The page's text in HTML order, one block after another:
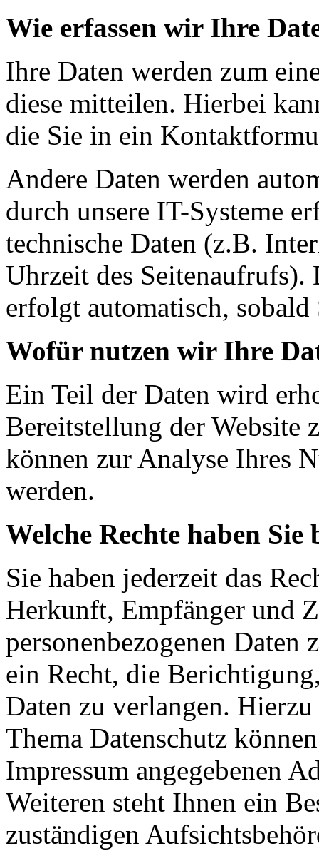
Wie erfassen wir Ihre
Ihre Daten werden zum
diese mitteilen. Hierbei
die Sie in ein
Andere Daten werden
durch unsere IT-Systeme
technische Daten (z.B.
Uhrzeit des Seitenaufrufs).
erfolgt automatisch, sobald
Wofür nutzen wir Ihre
Ein Teil der Daten wird
Bereitstellung der Website
können zur Analyse Ihres
werden.
Welche Rechte haben
Sie haben jederzeit das
Herkunft, Empfänger und
personenbezogenen Daten
ein Recht, die
Daten zu verlangen.
Thema Datenschutz
Impressum angegebenen
Weiteren steht Ihnen ein
zuständigen